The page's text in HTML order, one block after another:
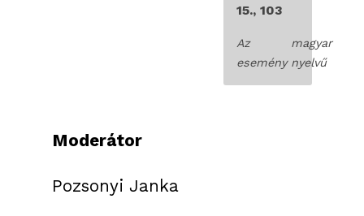
15., 103
Az
esemény
magyar
nyelvű
Moderátor
Pozsonyi Janka